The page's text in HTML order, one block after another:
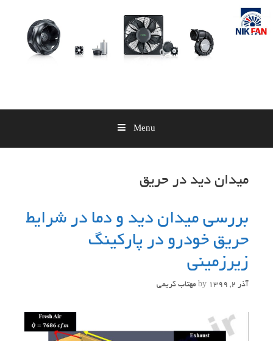
Skip
content
Menu
میدان دید در حریق
بررسی میدان دید و دما در شرایط
حریق خودرو در پارکینگ
زیرزمینی
آذر 2, 1399 by مهتاب کریمی